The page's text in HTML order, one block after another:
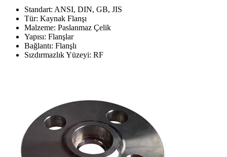
Standart: ANSI, DIN, GB, JIS
Tür: Kaynak Flanşı
Malzeme: Paslanmaz Çelik
Yapısı: Flanşlar
Bağlantı: Flanşlı
Sızdırmazlık Yüzeyi: RF